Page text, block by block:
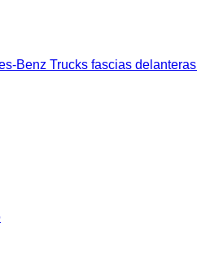
Benz Trucks fascias delanteras